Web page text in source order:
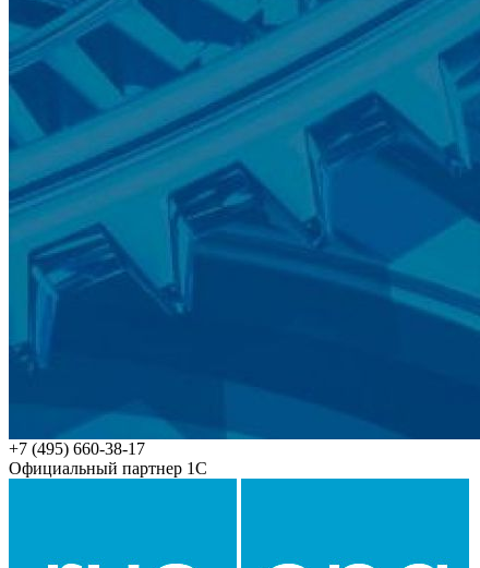
+7 (495) 660-38-17
Официальный партнер 1С